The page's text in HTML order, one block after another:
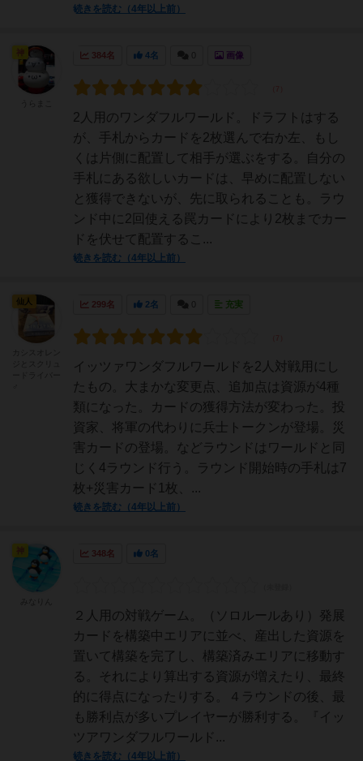
続きを読む（4年以上前）
384名 4名 画像
2人用のワンダフルワールド。ドラフトはする
が、手札からカードを2枚選んで右か左、もし
くは片側に配置して相手が選ぶをする。自分の
手札にある欲しいカードは、早めに配置しない
と獲得できないが、先に取られることも。ラウ
ンド中に2回使える罠カードにより2枚までカー
ドを伏せて配置するこ...
続きを読む（4年以上前）
神
299名 2名 充実
イッツァワンダフルワールドを2人対戦用にし
たもの。大まかな変更点、追加点は資源が4種
類になった。カードの獲得方法が変わった。投
資家、将軍の代わりに兵士トークンが登場。災
害カードの登場。などラウンドはワールドと同
じく4ラウンド行う。ラウンド開始時の手札は7
枚+災害カード1枚、...
続きを読む（4年以上前）
仙人
348名 0名
２人用の対戦ゲーム。（ソロルールあり）発展
カードを構築中エリアに並べ、産出した資源を
置いて構築を完了し、構築済みエリアに移動す
る。それにより算出する資源が増えたり、最終
的に得点になったりする。４ラウンドの後、最
も勝利点が多いプレイヤーが勝利する。『イッ
ツアワンダフルワールド...
続きを読む（4年以上前）
神